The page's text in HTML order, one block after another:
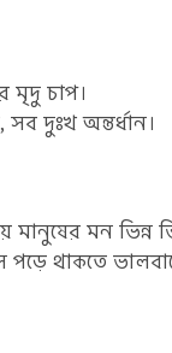
মৃদু চাপ।
দুঃখ অন্তর্ধান।
মন ভিন্ন
থাকতে